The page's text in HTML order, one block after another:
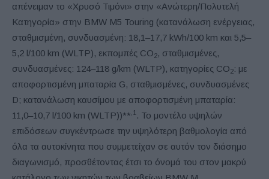
απένειμαν το «Χρυσό Τιμόνι» στην «Ανώτερη/Πολυτελή
Κατηγορία» στην BMW M5 Touring (κατανάλωση ενέργειας,
σταθμισμένη, συνδυασμένη: 18,1–17,7 kWh/100 km και 5,5–
5,2 l/100 km (WLTP), εκπομπές CO2, σταθμισμένες,
συνδυασμένες: 124–118 g/km (WLTP), κατηγορίες CO2: με
αποφορτισμένη μπαταρία G, σταθμισμένες, συνδυασμένες
D; κατανάλωση καυσίμου με αποφορτισμένη μπαταρία:
11,0–10,7 l/100 km (WLTP))** ,1 . Το μοντέλο υψηλών
επιδόσεων συγκέντρωσε την υψηλότερη βαθμολογία από
όλα τα αυτοκίνητα που συμμετείχαν σε αυτόν τον διάσημο
διαγωνισμό, προσθέτοντας έτσι το όνομά του στον μακρύ